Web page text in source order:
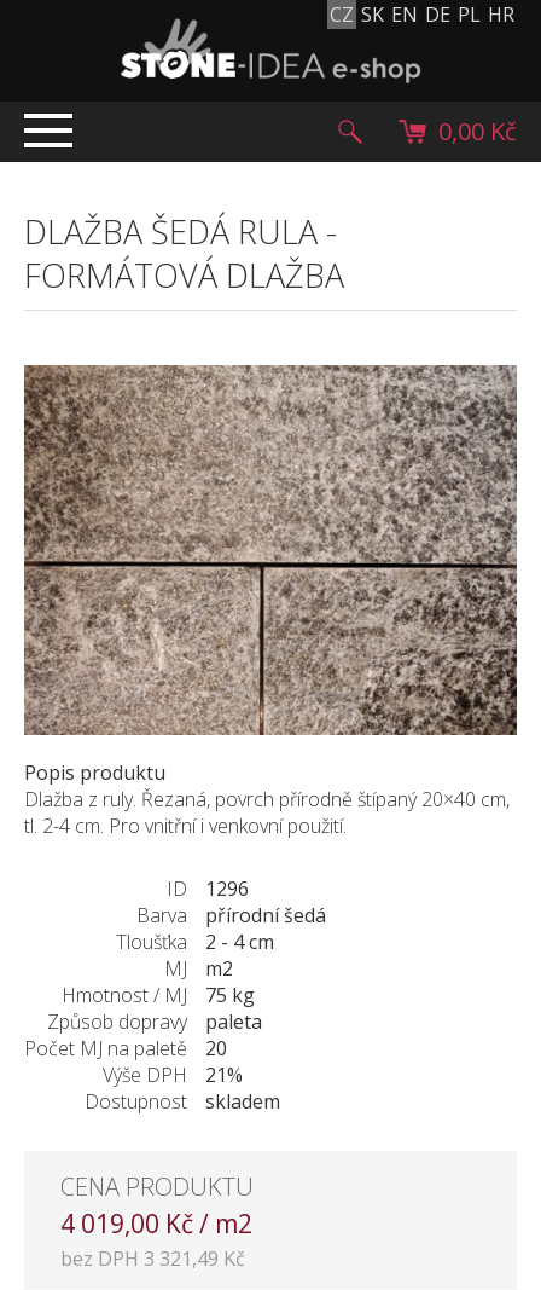
CZ SK EN DE PL HR
TOP NABÍDKA
PRODUKTY
Mlatové povrchy
Historické dlažební kostky
Lávové kameny
Kamenný koberec
Kamenné dlažby a obklady
Oblázky, valouny a granulát
Pískovec
Solitéry
Kamenné bloky
Výrobky z kamene na zakázku
BERA GRAVEL FIX
Terazzo
Doplňkový sortiment
KAMENNÉ DLAŽBY, OBKLADY
MLATOVÉ POVRCHY
ZAKÁZKY NA MÍRU
VÝPRODEJ
NOVINKY
KONTAKT
0,00 Kč
DLAŽBA ŠEDÁ RULA -
FORMÁTOVÁ DLAŽBA
Popis produktu
Dlažba z ruly. Řezaná, povrch přírodně štípaný 20×40 cm,
tl. 2-4 cm. Pro vnitřní i venkovní použití.
ID
1296
Barva
přírodní šedá
Tloušťka
2 - 4 cm
MJ
m2
Hmotnost / MJ
75 kg
Způsob dopravy
paleta
Počet MJ na paletě
20
Výše DPH
21%
Dostupnost
skladem
CENA PRODUKTU
4 019,00 Kč / m2
bez DPH 3 321,49 Kč